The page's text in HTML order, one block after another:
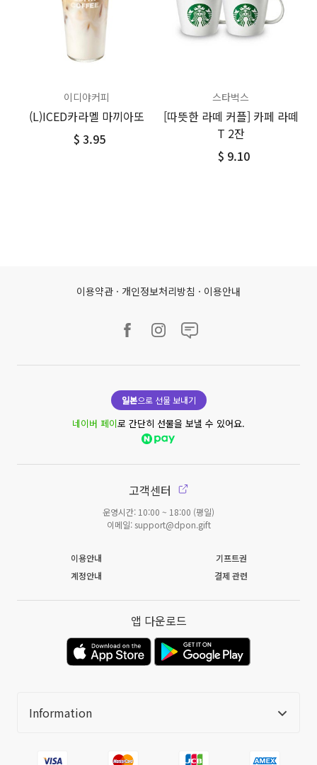
이디야커피
(L)ICED카라멜 마끼아또
$ 3.95
스타벅스
[따뜻한 라떼 커플] 카페 라떼
T 2잔
$ 9.10
이용약관 · 개인정보처리방침 · 이용안내
일본으로 선물 보내기
네이버 페이로 간단히 선물을 보낼 수 있어요.
고객센터
운영시간: 10:00 ~ 18:00 (평일)
이메일: support@dpon.gift
이용안내
기프트권
계정안내
결제 관련
앱 다운로드
Information